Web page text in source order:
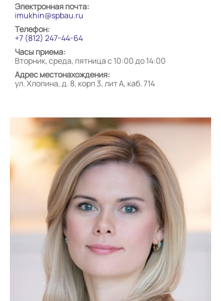
Электронная почта:
imukhin@spbau.ru
Телефон:
+7 (812) 247-44-64
Часы приема:
Вторник, среда, пятница с 10:00 до 14:00
Адрес местонахождения:
ул. Хлопина, д. 8, корп 3, лит А, каб. 714